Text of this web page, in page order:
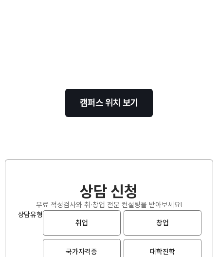
캠퍼스 위치 보기
상담 신청
무료 적성검사와 취·창업 전문 컨설팅을 받아보세요!
상담유형
취업
창업
국가자격증 대학진학